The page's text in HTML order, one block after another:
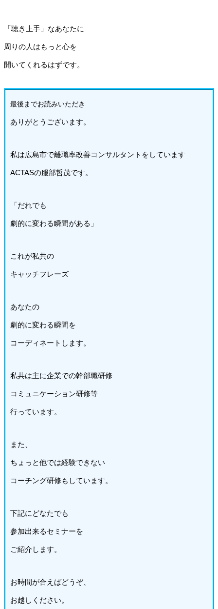
「聴き上手」なあなたに
周りの人はもっと心を
開いてくれるはずです。
最後までお読みいただき
ありがとうございます。
私は広島市で離職率改善コンサルタントをしています
ACTASの服部哲茂です。
「だれでも
劇的に変わる瞬間がある」
これが私共の
キャッチフレーズ
あなたの
劇的に変わる瞬間を
コーディネートします。
私共は主に企業での幹部職研修
コミュニケーション研修等
行っています。
また、
ちょっと他では経験できない
コーチング研修もしています。
下記にどなたでも
参加出来るセミナーを
ご紹介します。
お時間が合えばどうぞ、
お越しください。